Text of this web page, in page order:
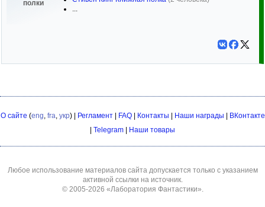
полки
...
О сайте (eng, fra, укр) | Регламент| FAQ| Контакты Наши награды
ВКонтакте
Telegram Наши товары
Любое использование материалов сайта допускается только с указанием
активной ссылки на источник.
© 2005-2026 «Лаборатория Фантастики».